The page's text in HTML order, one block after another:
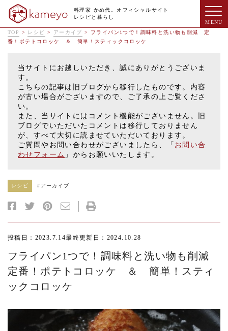
料理家 かめ代。オフィシャルサイト
レシピと暮らし
TOP > レシピ > アーカイブ > フライパン1つで！調味料と洗い物も削減 定
番！ポテトコロッケ ＆ 簡単！スティックコロッケ
当サイトにお越しいただき、誠にありがとうございま
す。
こちらの記事は旧ブログから移行したものです。内容
が古い場合がございますので、ご了承の上ご覧くださ
い。
また、当サイトにはコメント機能がございません。旧
ブログでいただいたコメントは移行しておりません
が、すべて大切に読ませていただいております。
ご質問やお問い合わせがございましたら、「 お問い合
わせフォーム 」からお願いいたします。
レシピ # アーカイブ
投稿日：2023.7.14最終更新日：2024.10.28
フライパン1つで！調味料と洗い物も削減
定番！ポテトコロッケ ＆ 簡単！スティ
ックコロッケ